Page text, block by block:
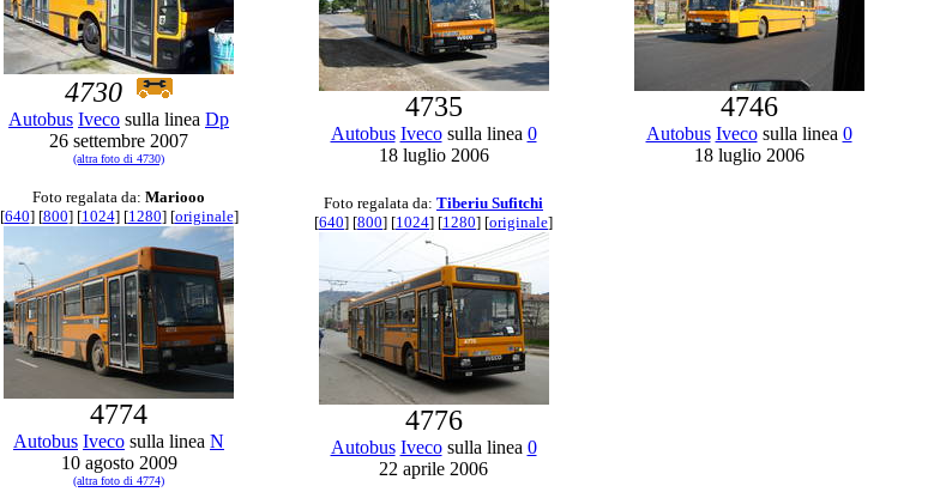
4730
Autobus Iveco sulla linea Dp
26 settembre 2007
(altra foto di 4730)
4735
Autobus Ivecosulla linea 0
18 luglio 2006
4746
Autobus Ivecosulla linea 0
18 luglio 2006
Foto regalata da: Mariooo
[640] [800] [1024] [1280] [originale]
4774
Autobus Iveco sulla linea N
10 agosto 2009
(altra foto di 4774)
Foto regalata da: Tiberiu Sufitchi
[640] [800] [1024] [1280] [originale]
4776
Autobus Ivecosulla linea 0
22 aprile 2006